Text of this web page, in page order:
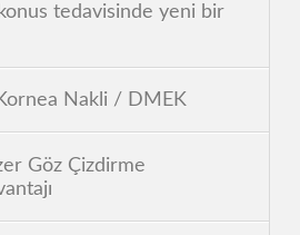
tedavisinde yeni bir
Nakli / DMEK
Göz Çizdirme